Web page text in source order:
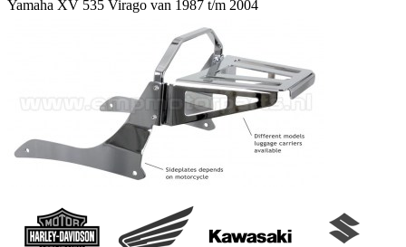
Yamaha XV 535 Virago van 1987 t/m 2004